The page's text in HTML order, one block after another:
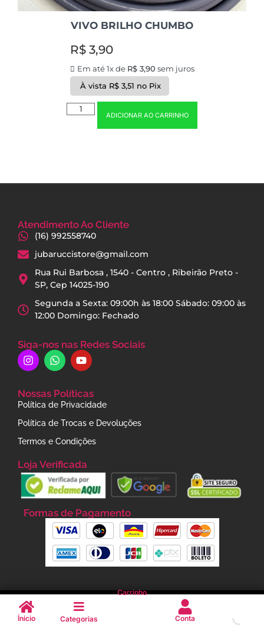
Ínicio Categorias
Carrinho
Conta
VIVO BRILHO CHUMBO
R$3,90
Em até 1x de R$3,90 sem juros
À vista R$ 3,51 no Pix
ADICIONAR AO CARRINHO
Atendimento Ao Cliente
(16) 992558740
jubaruccistore@gmail.com
Rua Rui Barbosa , 1540 - Centro , Ribeirão Preto -
SP, Cep 14025-190
Segunda a Sexta: 09:00h às 18:00 Sábado: 09:00 às
12:00 Domingo: Fechado
Siga-nos nas Redes Sociais
Nossas Políticas
Política de Privacidade
Política de Trocas e Devoluções
Termos e Condições
Loja Verificada
Formas de Pagamento
JU BARUCCI STORE Todos os Direitos Reservados
CNPJ:
57.624.331/0001-10